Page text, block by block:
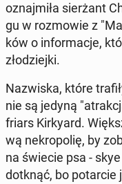
oznaj­mi­ła sier­żant
gu w roz­mo­wie z
ków o in­for­ma­cje,
zło­dziej­ki.
Na­zwi­ska, które
nie są jedyną
friars Kir­ky­ard.
wą ne­kro­po­lię, by
na świecie psa -
dotknąć, bo po­tar­cie